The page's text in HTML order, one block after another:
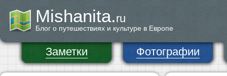
Mishanita.ru
Блог о путешествиях и культуре в Европе
Заметки Фотографии